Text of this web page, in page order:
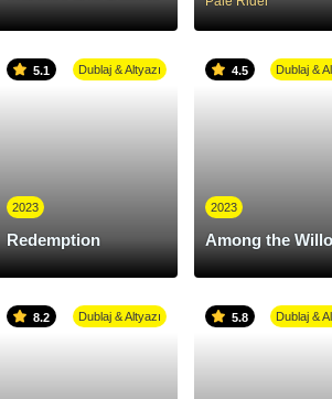
5.1 Dublaj & Altyazı
2023
Redemption
4.5 Dublaj &
2023
Among the
8.2 Dublaj & Altyazı 5.8 Dublaj &